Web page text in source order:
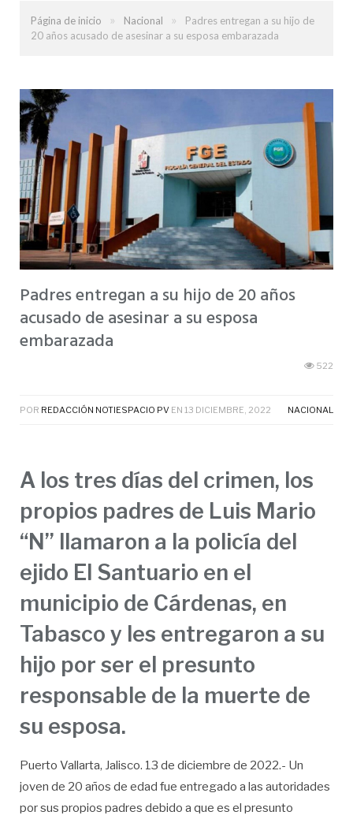
Página de inicio » Nacional »
Padres entregan a su hijo de
20 años acusado de asesinar a su esposa embarazada
Padres entregan a su hijo de 20 años
acusado de asesinar a su esposa
embarazada
522
POR REDACCIÓN NOTIESPACIO PV EN 13 DICIEMBRE, 2022 NACIONAL
A los tres días del crimen, los
propios padres de Luis Mario
“N” llamaron a la policía del
ejido El Santuario en el
municipio de Cárdenas, en
Tabasco y les entregaron a su
hijo por ser el presunto
responsable de la muerte de
su esposa.
Puerto Vallarta, Jalisco. 13 de diciembre de 2022.- Un
joven de 20 años de edad fue entregado a las autoridades
por sus propios padres debido a que es el presunto